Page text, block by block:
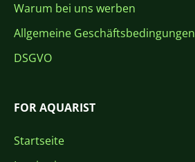
Warum bei uns werben
Allgemeine Geschäftsbedingungen
DSGVO
FOR AQUARIST
Startseite